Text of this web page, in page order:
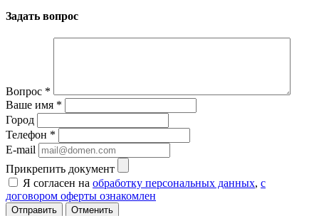
Задать вопрос
Вопрос *
Ваше имя *
Город
Телефон *
E-mail
Прикрепить документ
Я согласен на обработку персональных данных, с
договором оферты ознакомлен
Отменить